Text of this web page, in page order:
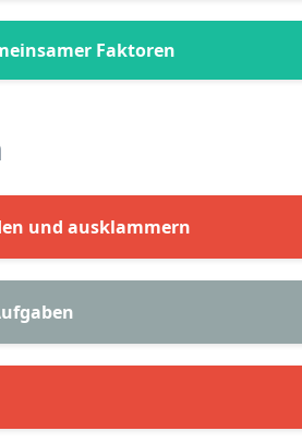
Faktoren
und ausklammern